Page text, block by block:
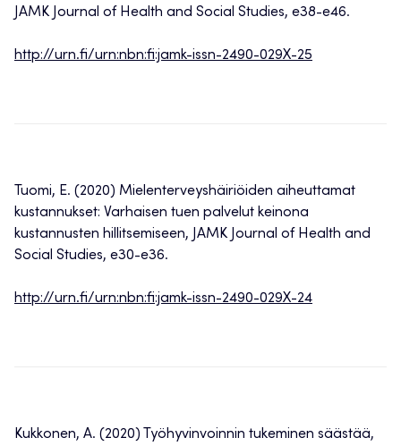
JAMK Journal of Health and Social Studies, e38-e46.
http://urn.fi/urn:nbn:fi:jamk-issn-2490-029X-25
Tuomi, E. (2020) Mielenterveyshäiriöiden aiheuttamat
kustannukset: Varhaisen tuen palvelut keinona
kustannusten hillitsemiseen, JAMK Journal of Health and
Social Studies, e30-e36.
http://urn.fi/urn:nbn:fi:jamk-issn-2490-029X-24
Kukkonen, A. (2020) Työhyvinvoinnin tukeminen säästää,